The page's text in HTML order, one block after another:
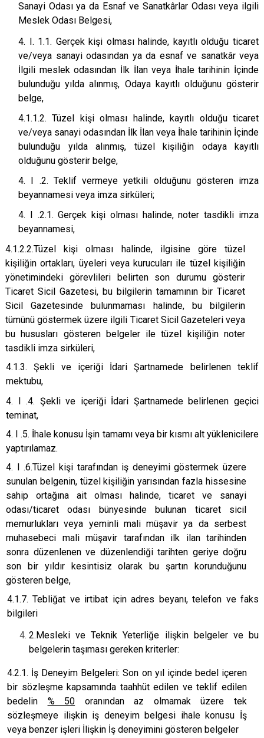
Sanayi Odası ya da Esnaf ve Sanatkârlar Odası veya ilgili
Meslek Odası Belgesi,
4. I. 1.1. Gerçek kişi olması halinde, kayıtlı olduğu ticaret
ve/veya sanayi odasından ya da esnaf ve sanatkâr veya
İlgili meslek odasından İlk İlan veya İhale tarihinin İçinde
bulunduğu yılda alınmış, Odaya kayıtlı olduğunu gösterir
belge,
4.1.1.2. Tüzel kişi olması halinde, kayıtlı olduğu ticaret
ve/veya sanayi odasından İlk İlan veya İhale tarihinin İçinde
bulunduğu yılda alınmış, tüzel kişiliğin odaya kayıtlı
olduğunu gösterir belge,
4. I .2. Teklif vermeye yetkili olduğunu gösteren imza
beyannamesi veya imza sirküleri;
4. I .2.1. Gerçek kişi olması halinde, noter tasdikli imza
beyannamesi,
4.1.2.2.Tüzel kişi olması halinde, ilgisine göre tüzel
kişiliğin ortakları, üyeleri veya kurucuları ile tüzel kişiliğin
yönetimindeki görevlileri belirten son durumu gösterir
Ticaret Sicil Gazetesi, bu bilgilerin tamamının bir Ticaret
Sicil Gazetesinde bulunmaması halinde, bu bilgilerin
tümünü göstermek üzere ilgili Ticaret Sicil Gazeteleri veya
bu hususları gösteren belgeler ile tüzel kişiliğin noter
tasdikli imza sirküleri,
4.1.3. Şekli ve içeriği İdari Şartnamede belirlenen teklif
mektubu,
4. I .4. Şekli ve içeriği İdari Şartnamede belirlenen geçici
teminat,
4. I .5. İhale konusu İşin tamamı veya bir kısmı alt yüklenicilere
yaptırılamaz.
4. I .6.Tüzel kişi tarafından iş deneyimi göstermek üzere
sunulan belgenin, tüzel kişiliğin yarısından fazla hissesine
sahip ortağına ait olması halinde, ticaret ve sanayi
odası/ticaret odası bünyesinde bulunan ticaret sicil
memurlukları veya yeminli mali müşavir ya da serbest
muhasebeci mali müşavir tarafından ilk ilan tarihinden
sonra düzenlenen ve düzenlendiği tarihten geriye doğru
son bir yıldır kesintisiz olarak bu şartın korunduğunu
gösteren belge,
4.1.7. Tebliğat ve irtibat için adres beyanı, telefon ve faks
bilgileri
2.MesIeki ve Teknik Yeterliğe ilişkin belgeler ve bu
belgelerin taşıması gereken kriterler:
4.2.1. İş Deneyim Belgeleri: Son on yıl içinde bedel içeren
bir sözleşme kapsamında taahhüt edilen ve teklif edilen
bedelin % 50 oranından az olmamak üzere tek
sözleşmeye ilişkin iş deneyim belgesi ihale konusu İş
veya benzer işleri İlişkin İş deneyimini gösteren belgeler